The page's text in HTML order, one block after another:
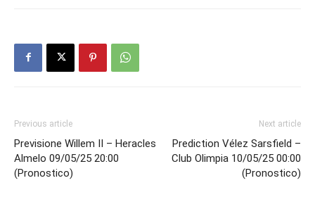
Previous article
Previsione Willem II – Heracles
Almelo 09/05/25 20:00
(Pronostico)
Next article
Prediction Vélez Sarsfield –
Club Olimpia 10/05/25 00:00
(Pronostico)